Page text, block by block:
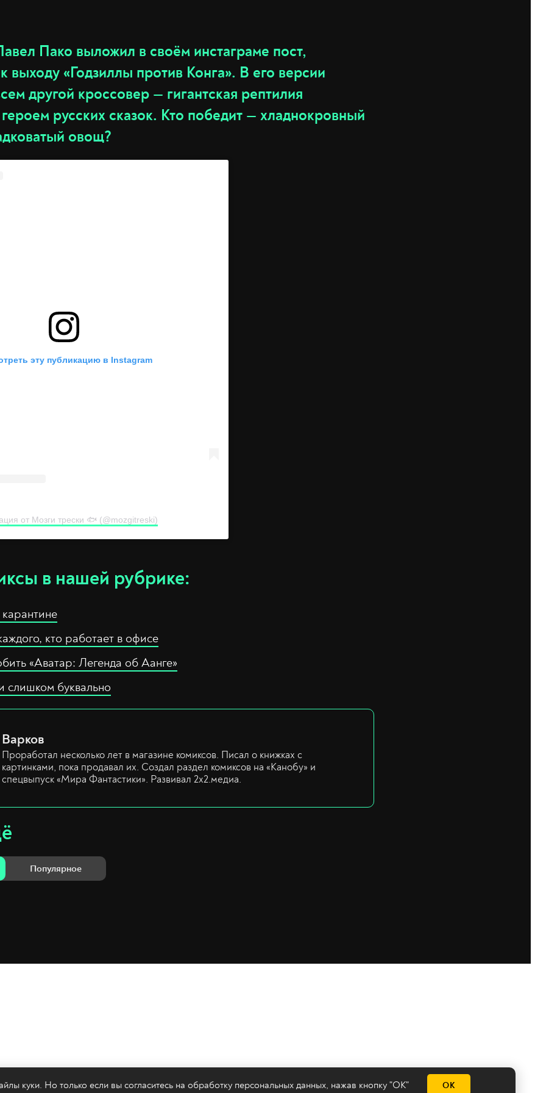
Пако выложил в своём инстаграме пост,
выходу «Годзиллы против Конга». В его версии
другой кроссовер — гигантская рептилия
героем русских сказок. Кто победит — хладнокровный
овощ?
эту публикацию в Instagram
от Мозги трески 🐟 (@mozgitreski)
в нашей рубрике:
кто работает в офисе
«Аватар: Легенда об Аанге»
слишком буквально
Варков
Проработал несколько лет в магазине комиксов. Писал о книжках с
картинками, пока продавал их. Создал раздел комиксов на «Канобу» и
спецвыпуск «Мира Фантастики». Развивал 2х2.медиа.
Популярное
куки. Но только если вы согласитесь на обработку персональных данных, нажав кнопку "ОК" ОК